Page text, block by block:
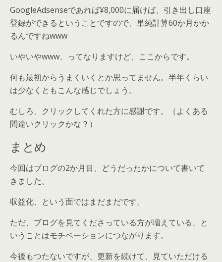
GoogleAdsenseであれば¥8,000に届けば、引き出し口座
登録ができるということですので、単純計算60か月かか
るんですねwww
いやいやwww、ってなりますけど、ここからです。
何も最初からうまくいくとか思ってません。半年くらい
は少なくともこんな感じでしょう。
むしろ、クリックしてくれた方に感謝です。（よくある
間違いクリックかな？）
まとめ
今回はブログの2か月目、どうだったかについて書いて
きました。
収益化、という面ではまだまだです。
ただ、ブログを見てくださっている方が増えている、と
いうことはモチベーションにつながります。
今後もつたないですが、更新を続けて、見ていただける